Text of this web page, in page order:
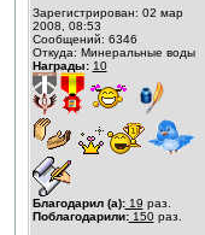
Зарегистрирован: 02 мар
2008, 08:53
Сообщений: 6346
Откуда: Минеральные воды
Награды: 10
Благодарил (а):19 раз.
Поблагодарили:150раз.